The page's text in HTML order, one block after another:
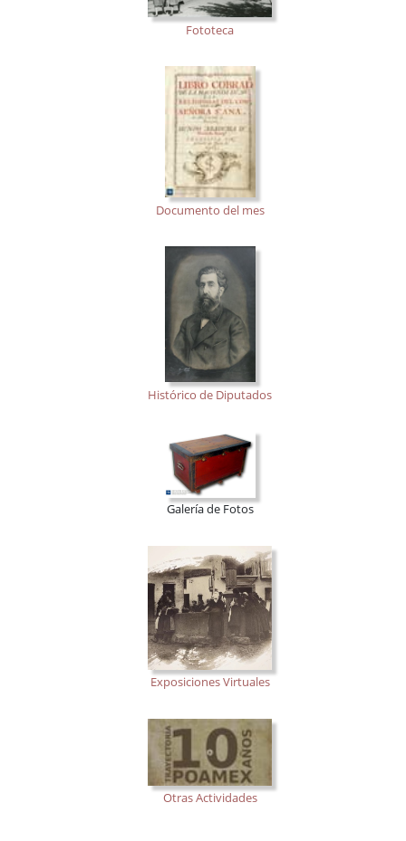
Fototeca
Documento del mes
Histórico de Diputados
Galería de Fotos
Exposiciones Virtuales
Otras Actividades